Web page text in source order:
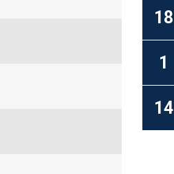
18
1
14